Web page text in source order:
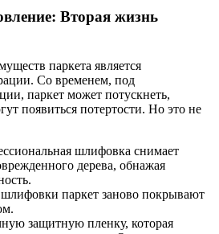
Вторая жизнь
паркета является
Со временем, под
паркет может потускнеть,
появиться потертости. Но это не
шлифовка снимает
дерева, обнажая
паркет заново покрывают
защитную пленку, которая